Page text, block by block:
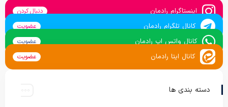
اینستاگرام رادمان دنبال کردن
کانال تلگرام رادمان عضویت
کانال واتس اپ رادمان عضویت
کانال ایتا رادمان عضویت
دسته بندی ها